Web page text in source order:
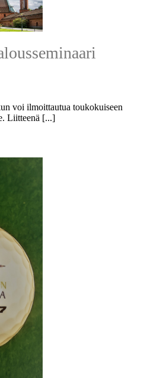
voi ilmoittautua toukokuiseen
Liitteenä [...]